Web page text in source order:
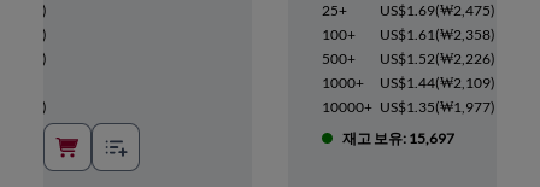
)
)
)
)
25+
US$1.69(₩2,475)
100+
US$1.61(₩2,358)
500+
US$1.52(₩2,226)
1000+
US$1.44(₩2,109)
10000+ US$1.35(₩1,977)
재고 보유: 15,697